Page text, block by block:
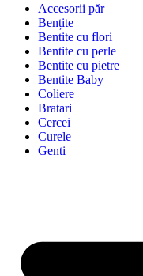
Accesorii păr
Bențite
Bentite cu flori
Bentite cu perle
Bentite cu pietre
Bentite Baby
Coliere
Bratari
Cercei
Curele
Genti